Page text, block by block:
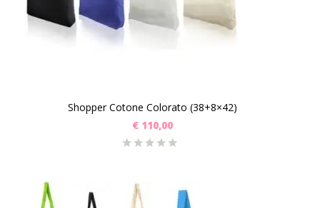
Shopper Cotone Colorato (38+8×42)
€ 110,00